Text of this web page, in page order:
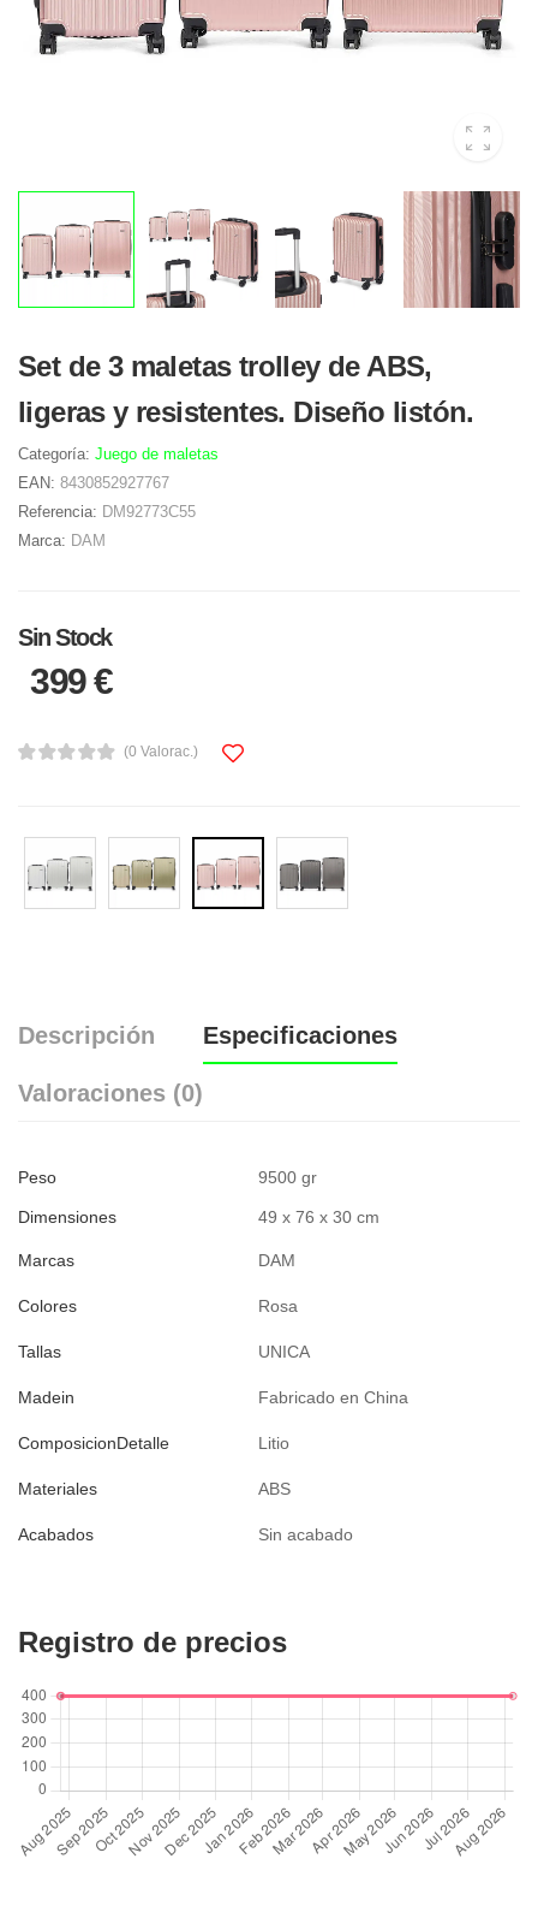
Set de 3 maletas trolley de ABS,
ligeras y resistentes. Diseño listón.
Categoría: Juego de maletas
EAN: 8430852927767
Referencia: DM92773C55
Marca: DAM
Sin Stock
399 €
(0 Valorac.)
Descripción Especificaciones
Valoraciones (0)
Peso 9500 gr
Dimensiones 49 x 76 x 30 cm
Marcas DAM
Colores Rosa
Tallas UNICA
Madein Fabricado en China
ComposicionDetalle Litio
Materiales ABS
Acabados Sin acabado
Registro de precios